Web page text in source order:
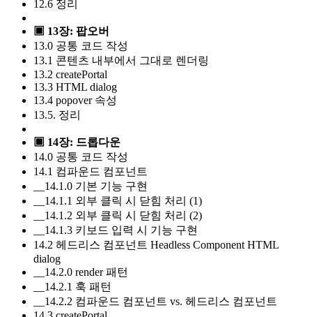
12.6 정리
▣ 13장: 팝오버
13.0 공통 코드 작성
13.1 콘텐츠 내부에서 그대로 렌더링
13.2 createPortal
13.3 HTML dialog
13.4 popover 속성
13.5. 정리
▣ 14장: 드롭다운
14.0 공통 코드 작성
14.1 컴파운드 컴포넌트
__14.1.0 기본 기능 구현
__14.1.1 외부 클릭 시 닫힘 처리 (1)
__14.1.2 외부 클릭 시 닫힘 처리 (2)
__14.1.3 키보드 입력 시 기능 구현
14.2 헤드리스 컴포넌트 Headless Component HTML
dialog
__14.2.0 render 패턴
__14.2.1 훅 패턴
__14.2.2 컴파운드 컴포넌트 vs. 헤드리스 컴포넌트